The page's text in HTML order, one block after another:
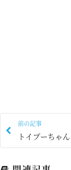
前の記事
トイプーちゃん